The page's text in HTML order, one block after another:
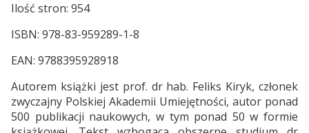
Ilość stron: 954
ISBN: 978-83-959289-1-8
EAN: 9788395928918
Autorem książki jest prof. dr hab. Feliks Kiryk, członek
zwyczajny Polskiej Akademii Umiejętności, autor ponad
500 publikacji naukowych, w tym ponad 50 w formie